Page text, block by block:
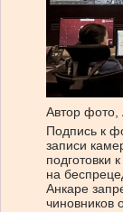
Автор фото,
Подпись к
записи
подготовки
на
Анкаре
чиновников